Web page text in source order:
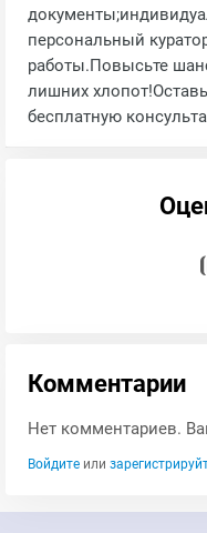
персональный
работы.Повысьте
лишних
бесплатную
Комментарии
Нет комментариев.
Войдите или